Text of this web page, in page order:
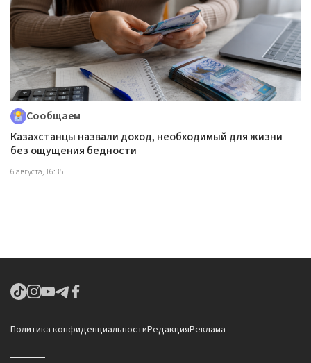
Сообщаем
Казахстанцы назвали доход, необходимый для жизни
без ощущения бедности
6 августа, 16:35
Политика конфиденциальностиРедакцияРеклама